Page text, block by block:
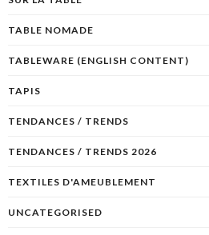
TABLE NOMADE
TABLEWARE (ENGLISH CONTENT)
TAPIS
TENDANCES / TRENDS
TENDANCES / TRENDS 2026
TEXTILES D'AMEUBLEMENT
UNCATEGORISED